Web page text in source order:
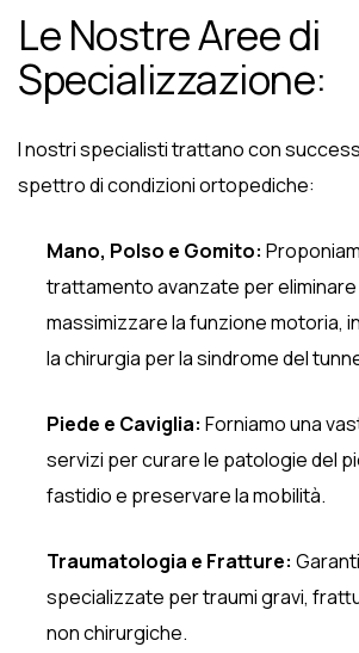
Le Nostre Aree di
Specializzazione:
I nostri specialisti trattano con
spettro di condizioni ortopediche:
Mano, Polso e Gomito:
trattamento avanzate per eliminare
massimizzare la funzione motoria,
la chirurgia per la sindrome del
Piede e Caviglia: Forniamo una
servizi per curare le patologie del
fastidio e preservare la mobilità.
Traumatologia e Fratture:
specializzate per traumi gravi,
non chirurgiche.